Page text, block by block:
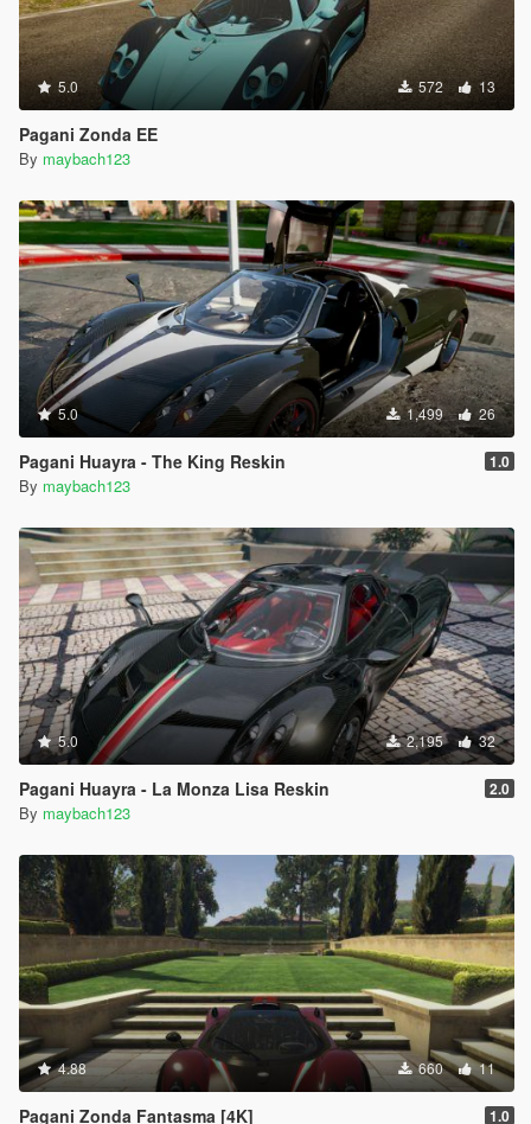
5.0 572 13
Pagani Zonda EE
By maybach123
5.0 1,499 26
Pagani Huayra - The King Reskin 1.0
By maybach123
5.0 2,195 32
Pagani Huayra - La Monza Lisa Reskin 2.0
By maybach123
4.88 660 11
Pagani Zonda Fantasma [4K] 1.0